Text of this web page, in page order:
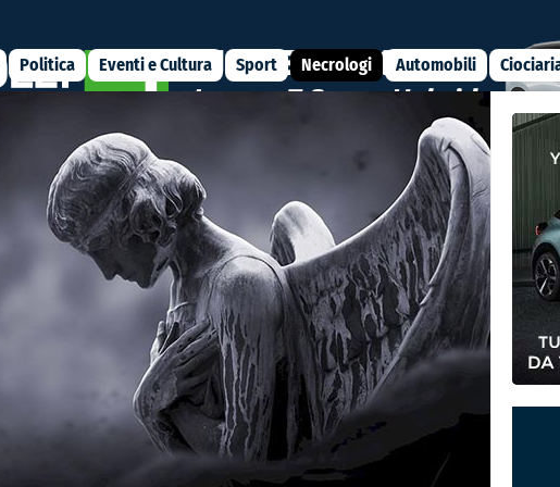
Politica Eventi e Cultura Sport Necrologi Automobili